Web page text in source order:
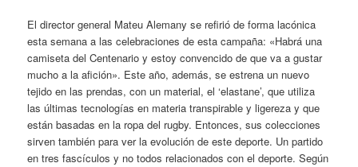
El director general Mateu Alemany se refirió de forma lacónica
esta semana a las celebraciones de esta campaña: «Habrá una
camiseta del Centenario y estoy convencido de que va a gustar
mucho a la afición». Este año, además, se estrena un nuevo
tejido en las prendas, con un material, el ‘elastane’, que utiliza
las últimas tecnologías en materia transpirable y ligereza y que
están basadas en la ropa del rugby. Entonces, sus colecciones
sirven también para ver la evolución de este deporte. Un partido
en tres fascículos y no todos relacionados con el deporte. Según